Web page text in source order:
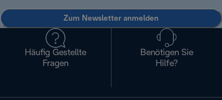
Zum Newsletter anmelden
Häufig Gestellte
Fragen
Benötigen Sie
Hilfe?